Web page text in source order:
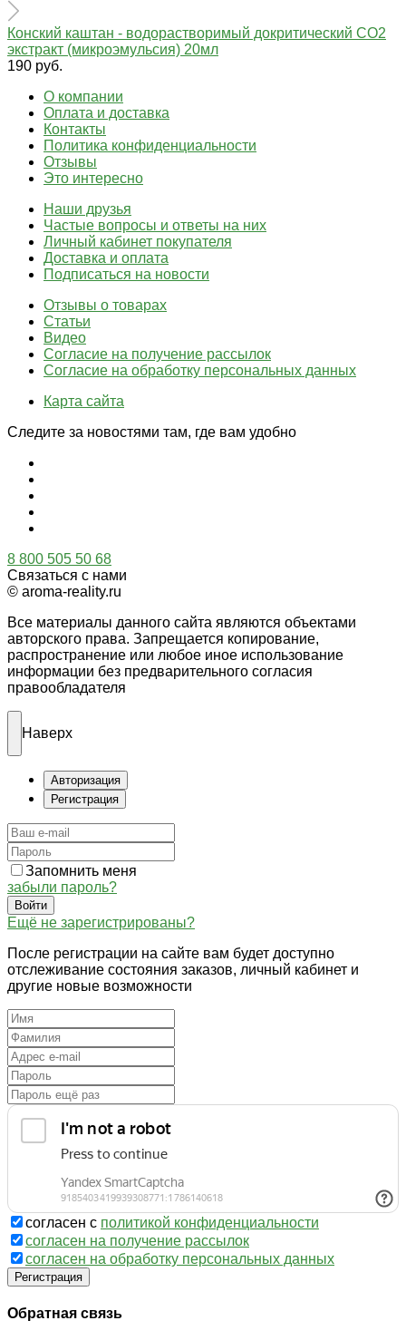
Конский каштан - водорастворимый докритический СО2
экстракт (микроэмульсия) 20мл
190 руб.
О компании
Оплата и доставка
Контакты
Политика конфиденциальности
Отзывы
Это интересно
Наши друзья
Частые вопросы и ответы на них
Личный кабинет покупателя
Доставка и оплата
Подписаться на новости
Отзывы о товарах
Статьи
Видео
Согласие на получение рассылок
Согласие на обработку персональных данных
Карта сайта
Следите за новостями там, где вам удобно
8 800 505 50 68
Связаться с нами
© aroma-reality.ru
Все материалы данного сайта являются объектами
авторского права. Запрещается копирование,
распространение или любое иное использование
информации без предварительного согласия
правообладателя
Наверх
Авторизация
Регистрация
Запомнить меня
забыли пароль?
Войти
Ещё не зарегистрированы?
После регистрации на сайте вам будет доступно
отслеживание состояния заказов, личный кабинет и
другие новые возможности
согласен с политикой конфиденциальности
согласен на получение рассылок
согласен на обработку персональных данных
Регистрация
Обратная связь